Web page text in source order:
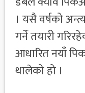
। यसै वर्षको
गर्ने तयारी
आधारित नयाँ
थालेको हो ।